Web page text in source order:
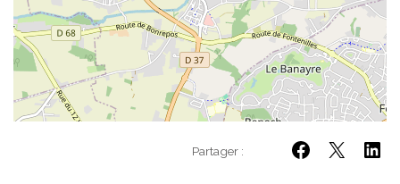
Partager : Partager surPartager sur